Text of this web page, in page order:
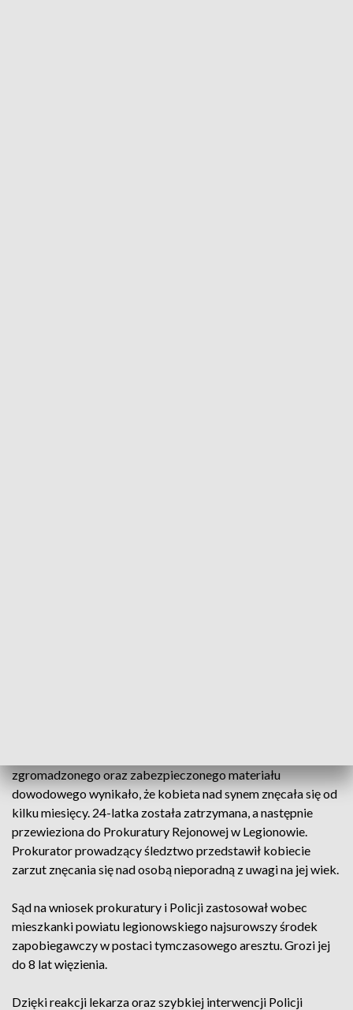
zgromadzonego oraz zabezpieczonego materiału
dowodowego wynikało, że kobieta nad synem znęcała się od
kilku miesięcy. 24-latka została zatrzymana, a następnie
przewieziona do Prokuratury Rejonowej w Legionowie.
Prokurator prowadzący śledztwo przedstawił kobiecie
zarzut znęcania się nad osobą nieporadną z uwagi na jej wiek.
Sąd na wniosek prokuratury i Policji zastosował wobec
mieszkanki powiatu legionowskiego najsurowszy środek
zapobiegawczy w postaci tymczasowego aresztu. Grozi jej
do 8 lat więzienia.
Dzięki reakcji lekarza oraz szybkiej interwencji Policji